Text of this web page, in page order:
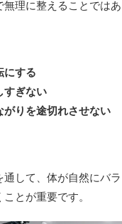
理に整えることではあ
にする
すぎない
がりを途切れさせない
通して、体が自然にバ
とが重要です。